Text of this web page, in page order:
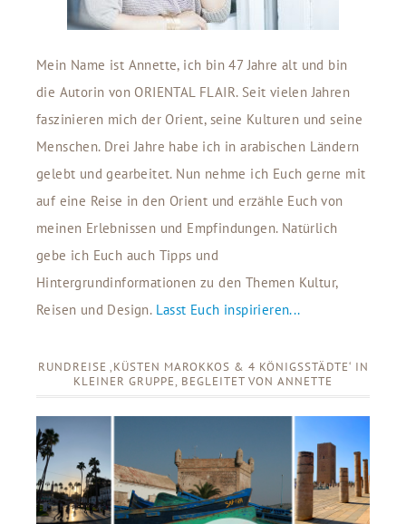
Mein Name ist Annette, ich bin 47 Jahre alt und bin
die Autorin von ORIENTAL FLAIR. Seit vielen Jahren
faszinieren mich der Orient, seine Kulturen und seine
Menschen. Drei Jahre habe ich in arabischen Ländern
gelebt und gearbeitet. Nun nehme ich Euch gerne mit
auf eine Reise in den Orient und erzähle Euch von
meinen Erlebnissen und Empfindungen. Natürlich
gebe ich Euch auch Tipps und
Hintergrundinformationen zu den Themen Kultur,
Reisen und Design. Lasst Euch inspirieren...
RUNDREISE ‚KÜSTEN MAROKKOS & 4 KÖNIGSSTÄDTE‘ IN
KLEINER GRUPPE, BEGLEITET VON ANNETTE